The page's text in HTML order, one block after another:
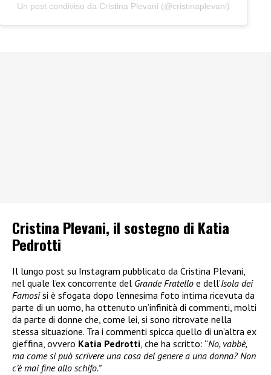
Un post condiviso da Cristina Plevani (@cristinaplevani)
Cristina Plevani, il sostegno di Katia
Pedrotti
Il lungo post su Instagram pubblicato da Cristina Plevani,
nel quale l’ex concorrente del Grande Fratello e dell’Isola dei
Famosisi è sfogata dopo l’ennesima foto intima ricevuta da
parte di un uomo, ha ottenuto un’infinità di commenti, molti
da parte di donne che, come lei, si sono ritrovate nella
stessa situazione. Tra i commenti spicca quello di un’altra ex
gieffina, ovvero Katia Pedrotti, che ha scritto: “No, vabbè,
ma come si può scrivere una cosa del genere a una donna? Non
c’è mai fine allo schifo.”